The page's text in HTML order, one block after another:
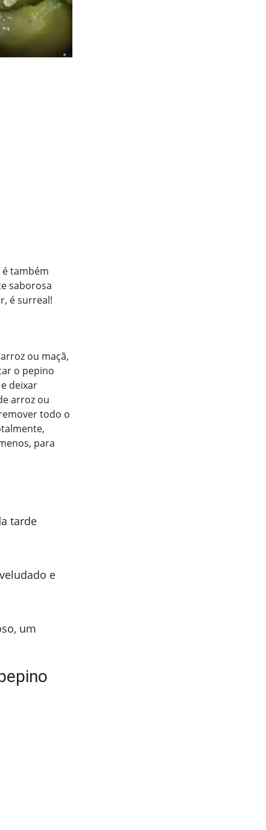
é também
saborosa
é surreal!
ou maçã,
o pepino
deixar
arroz ou
todo o
para
tarde
e
um